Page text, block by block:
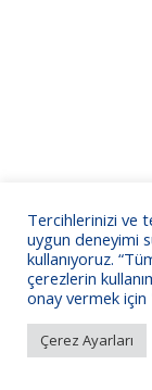
Tercihlerinizi ve
uygun deneyimi
kullanıyoruz.
çerezlerin
onay vermek için
Çerez Ayarları